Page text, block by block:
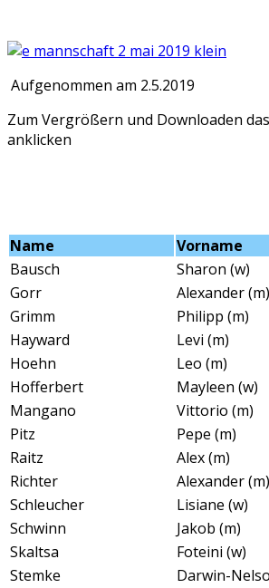
Aufgenommen am 2.5.2019
Zum Vergrößern und Downloaden
anklicken
Name
Vorname
Bausch
Sharon (w)
Gorr
Alexander (m)
Grimm
Philipp (m)
Hayward
Levi (m)
Hoehn
Leo (m)
Hofferbert
Mayleen (w)
Mangano
Vittorio (m)
Pitz
Pepe (m)
Raitz
Alex (m)
Richter
Alexander (m)
Schleucher
Lisiane (w)
Schwinn
Jakob (m)
Skaltsa
Foteini (w)
Stemke
Darwin-